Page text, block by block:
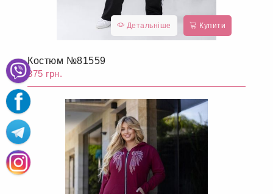
Детальніше Купити
Костюм №81559
875 грн.